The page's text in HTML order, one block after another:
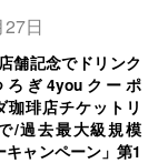
日
舗記念でドリンク
ぎ4youクーポ
珈琲店チケットリ
/過去最大級規模
キャンペーン」第1